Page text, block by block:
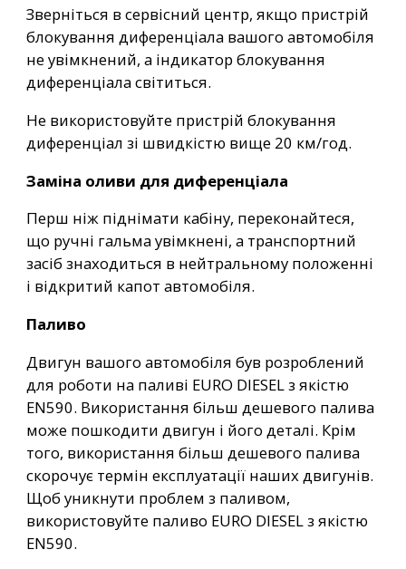
Зверніться в сервісний центр, якщо пристрій
блокування диференціала вашого автомобіля
не увімкнений, а індикатор блокування
диференціала світиться.
Не використовуйте пристрій блокування
диференціал зі швидкістю вище 20 км/год.
Заміна оливи для диференціала
Перш ніж піднімати кабіну, переконайтеся,
що ручні гальма увімкнені, а транспортний
засіб знаходиться в нейтральному положенні
і відкритий капот автомобіля.
Паливо
Двигун вашого автомобіля був розроблений
для роботи на паливі EURO DIESEL з якістю
EN590. Використання більш дешевого палива
може пошкодити двигун і його деталі. Крім
того, використання більш дешевого палива
скорочує термін експлуатації наших двигунів.
Щоб уникнути проблем з паливом,
використовуйте паливо EURO DIESEL з якістю
EN590.